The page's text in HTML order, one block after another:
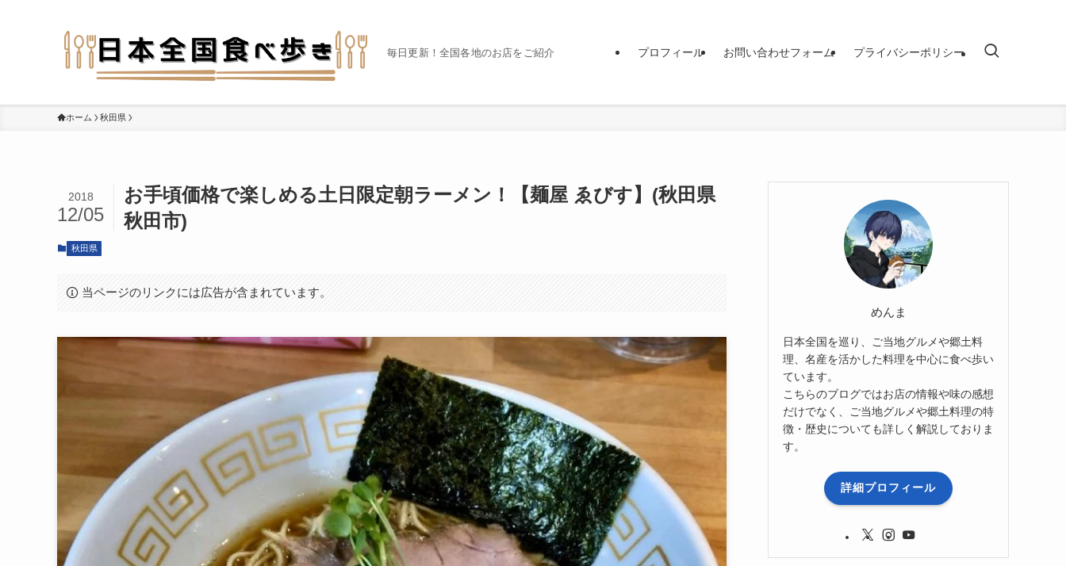
毎日更新！全国各地のお店をご紹介 プロフィール お問い合わせフォーム プライバシーポリシー
ホーム 秋田県
お手頃価格で楽しめる土日限定朝ラーメン！【麺屋 ゑびす】(秋田県
秋田市)
2018
12/05
秋田県
当ページのリンクには広告が含まれています。
めんま
日本全国を巡り、ご当地グルメや郷土料
理、名産を活かした料理を中心に食べ歩い
ています。
こちらのブログではお店の情報や味の感想
だけでなく、ご当地グルメや郷土料理の特
徴・歴史についても詳しく解説しておりま
す。
詳細プロフィール